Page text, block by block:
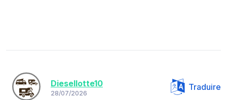
Diesellotte10
28/07/2026
Traduire